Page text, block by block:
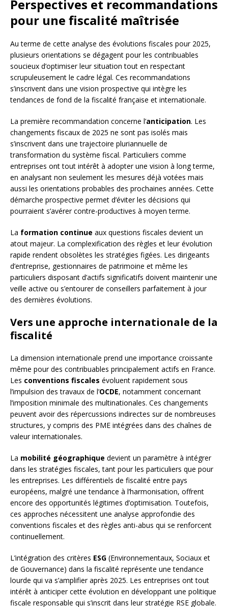
Perspectives et recommandations
pour une fiscalité maîtrisée
Au terme de cette analyse des évolutions fiscales pour 2025,
plusieurs orientations se dégagent pour les contribuables
soucieux d’optimiser leur situation tout en respectant
scrupuleusement le cadre légal. Ces recommandations
s’inscrivent dans une vision prospective qui intègre les
tendances de fond de la fiscalité française et internationale.
La première recommandation concerne l’anticipation. Les
changements fiscaux de 2025 ne sont pas isolés mais
s’inscrivent dans une trajectoire pluriannuelle de
transformation du système fiscal. Particuliers comme
entreprises ont tout intérêt à adopter une vision à long terme,
en analysant non seulement les mesures déjà votées mais
aussi les orientations probables des prochaines années. Cette
démarche prospective permet d’éviter les décisions qui
pourraient s’avérer contre-productives à moyen terme.
La formation continue aux questions fiscales devient un
atout majeur. La complexification des règles et leur évolution
rapide rendent obsolètes les stratégies figées. Les dirigeants
d’entreprise, gestionnaires de patrimoine et même les
particuliers disposant d’actifs significatifs doivent maintenir une
veille active ou s’entourer de conseillers parfaitement à jour
des dernières évolutions.
Vers une approche internationale de la
fiscalité
La dimension internationale prend une importance croissante
même pour des contribuables principalement actifs en France.
Les conventions fiscales évoluent rapidement sous
l’impulsion des travaux de l’OCDE, notamment concernant
l’imposition minimale des multinationales. Ces changements
peuvent avoir des répercussions indirectes sur de nombreuses
structures, y compris des PME intégrées dans des chaînes de
valeur internationales.
La mobilité géographique devient un paramètre à intégrer
dans les stratégies fiscales, tant pour les particuliers que pour
les entreprises. Les différentiels de fiscalité entre pays
européens, malgré une tendance à l’harmonisation, offrent
encore des opportunités légitimes d’optimisation. Toutefois,
ces approches nécessitent une analyse approfondie des
conventions fiscales et des règles anti-abus qui se renforcent
continuellement.
L’intégration des critères ESG (Environnementaux, Sociaux et
de Gouvernance) dans la fiscalité représente une tendance
lourde qui va s’amplifier après 2025. Les entreprises ont tout
intérêt à anticiper cette évolution en développant une politique
fiscale responsable qui s’inscrit dans leur stratégie RSE globale.